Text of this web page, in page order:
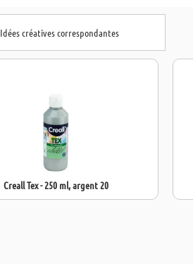
Idées créatives correspondantes
Creall Tex - 250 ml, argent 20